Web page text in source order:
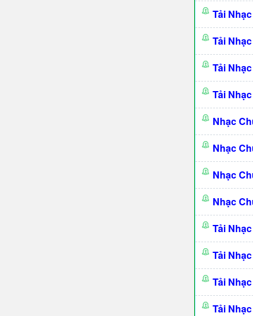
Tải
Tải
Tải
Tải
Nhạc
Nhạc
Nhạc
Nhạc
Tải
Tải
Tải
Tải